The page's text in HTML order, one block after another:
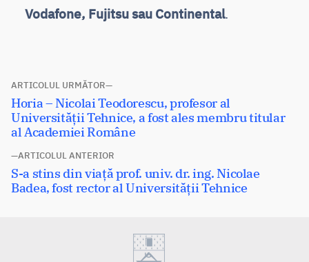
Vodafone, Fujitsu sau Continental.
Navigare
în
articole
ARTICOLUL ANTERIOR
Articolul
anterior:
S-a stins din viață prof. univ. dr. ing. Nicolae
Badea, fost rector al Universității Tehnice
ARTICOLUL URMĂTOR
Articolul
următor:
Horia – Nicolai Teodorescu, profesor al
Universității Tehnice, a fost ales membru titular
al Academiei Române